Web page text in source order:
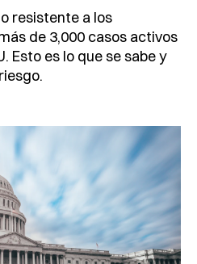
resistente a los
de 3,000 casos activos
Esto es lo que se sabe y